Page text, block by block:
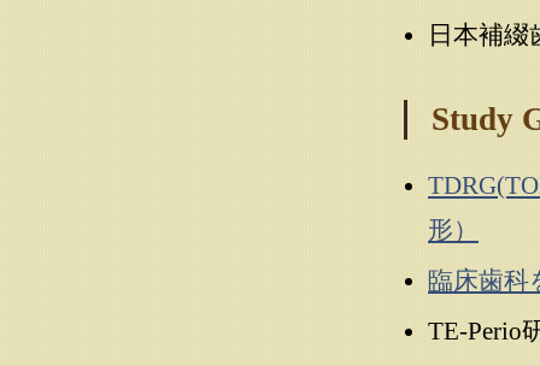
日本補綴
Study
形）
臨床歯科
TE-Perio